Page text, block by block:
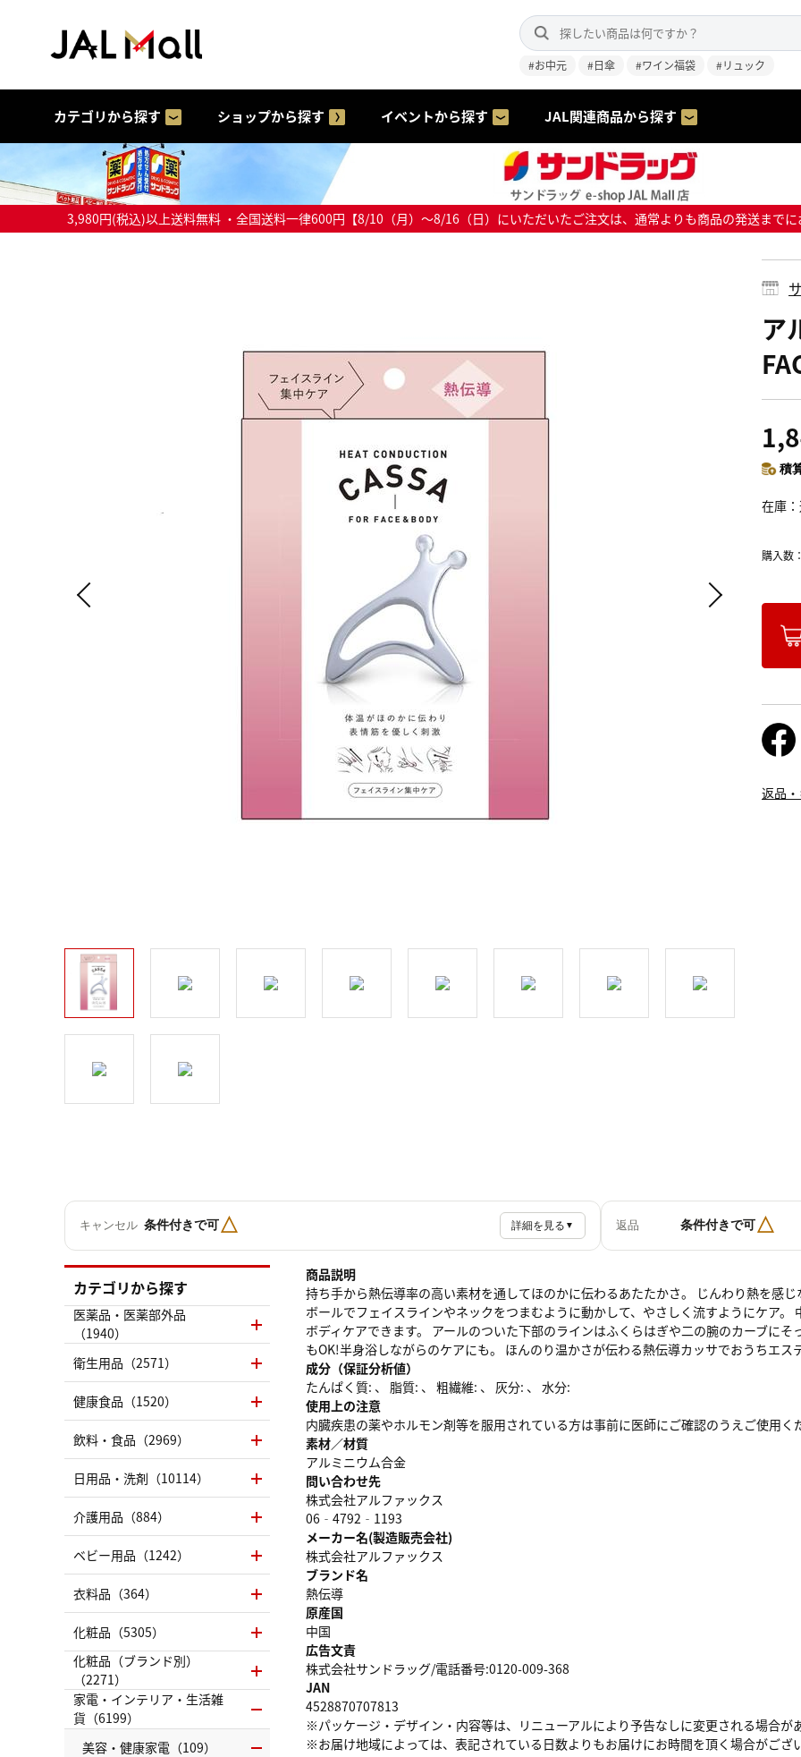
#お中元 #日傘 #ワイン福袋 #リュック
カテゴリから探す ショップから探す イベントから探す JAL関連商品から探す
3,980円(税込)以上送料無料 ・全国送料一律600円【8/10（月）～8/16（日）にいただいたご注文は、通常よりも商品の発送まで
ア
積
在庫
購入数
返品
キャンセル 条件付きで可△ 詳細を見る ▼ 返品 条件付きで可△
商品説明
持ち手から熱伝導率の高い素材を通してほのかに伝わるあたたかさ。 じんわり熱を感
ボールでフェイスラインやネックをつまむように動かして、やさしく流すようにケア
ボディケアできます。 アールのついた下部のラインはふくらはぎや二の腕のカーブに
もOK!半身浴しながらのケアにも。 ほんのり温かさが伝わる熱伝導カッサでおうちエス
成分（保証分析値）
たんぱく質: 、 脂質: 、 粗繊維: 、 灰分: 、 水分:
使用上の注意
内臓疾患の薬やホルモン剤等を服用されている方は事前に医師にご確認のうえご使用く
素材／材質
アルミニウム合金
問い合わせ先
株式会社アルファックス
06‐4792‐1193
メーカー名(製造販売会社)
株式会社アルファックス
ブランド名
熱伝導
原産国
中国
広告文責
株式会社サンドラッグ/電話番号:0120-009-368
JAN
4528870707813
※パッケージ・デザイン・内容等は、リニューアルにより予告なしに変更される場合が
※お届け地域によっては、表記されている日数よりもお届けにお時間を頂く場合がござ
カテゴリから探す
医薬品・医薬部外品
（1940）
衛生用品（2571）
健康食品（1520）
飲料・食品（2969）
日用品・洗剤（10114）
介護用品（884）
ベビー用品（1242）
衣料品（364）
化粧品（5305）
化粧品（ブランド別）
（2271）
家電・インテリア・生活雑
貨（6199）
美容・健康家電（109）